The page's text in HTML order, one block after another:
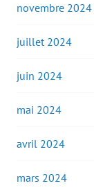
novembre 2024
juillet 2024
juin 2024
mai 2024
avril 2024
mars 2024